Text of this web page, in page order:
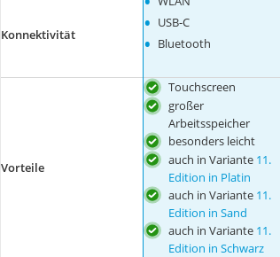
Konnektivität • USB-C
• Bluetooth
Vorteile
Touchscreen
großer
Arbeitsspeicher
besonders leicht
auch in Variante 11.
Edition in Platin
auch in Variante 11.
Edition in Sand
auch in Variante 11.
Edition in Schwarz